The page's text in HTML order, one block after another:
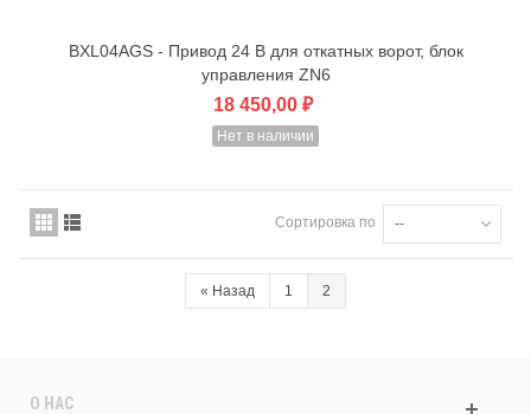
BXL04AGS - Привод 24 В для откатных ворот, блок
управления ZN6
18 450,00 ₽
Нет в наличии
Сортировка по --
« Назад 1 2
О НАС